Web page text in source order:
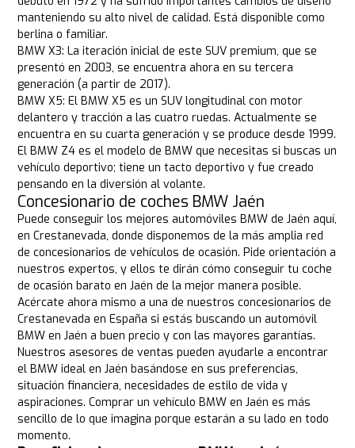
manteniendo su alto nivel de calidad. Está disponible como
berlina o familiar.
BMW X3: La iteración inicial de este SUV premium, que se
presentó en 2003, se encuentra ahora en su tercera
generación (a partir de 2017).
BMW X5: El BMW X5 es un SUV longitudinal con motor
delantero y tracción a las cuatro ruedas. Actualmente se
encuentra en su cuarta generación y se produce desde 1999.
El BMW Z4 es el modelo de BMW que necesitas si buscas un
vehículo deportivo; tiene un tacto deportivo y fue creado
pensando en la diversión al volante.
Concesionario de coches BMW Jaén
Puede conseguir los mejores automóviles BMW de Jaén aquí,
en Crestanevada, donde disponemos de la más amplia red
de concesionarios de vehículos de ocasión. Pide orientación a
nuestros expertos, y ellos te dirán cómo conseguir tu coche
de ocasión barato en Jaén de la mejor manera posible.
Acércate ahora mismo a una de nuestros concesionarios de
Crestanevada en España si estás buscando un automóvil
BMW en Jaén a buen precio y con las mayores garantías.
Nuestros asesores de ventas pueden ayudarle a encontrar
el BMW ideal en Jaén basándose en sus preferencias,
situación financiera, necesidades de estilo de vida y
aspiraciones. Comprar un vehículo BMW en Jaén es más
sencillo de lo que imagina porque estarán a su lado en todo
momento.